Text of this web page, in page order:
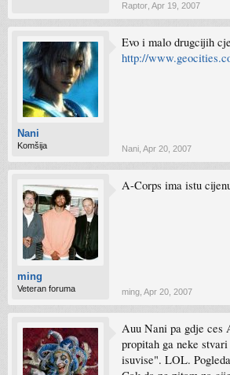
Raptor Apr 19, 2007
Nani
Komšija
Evo i malo drugcijih
http://
Nani Apr 20, 2007
ming
Veteran foruma
A-Corps ima istu
ming Apr 20, 2007
Auu Nani pa gdje ces
propitah ga neke
isuvise". LOL.